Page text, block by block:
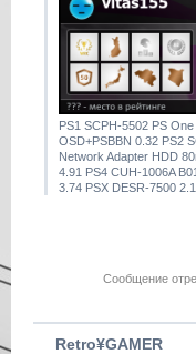
PS1 SCPH-5502 PS
OSD+PSBBN 0.32 PS2
Network Adapter HDD
4.91 PS4 CUH-1006A
3.74 PSX DESR-7500
Сообщение
Retro¥GAMER